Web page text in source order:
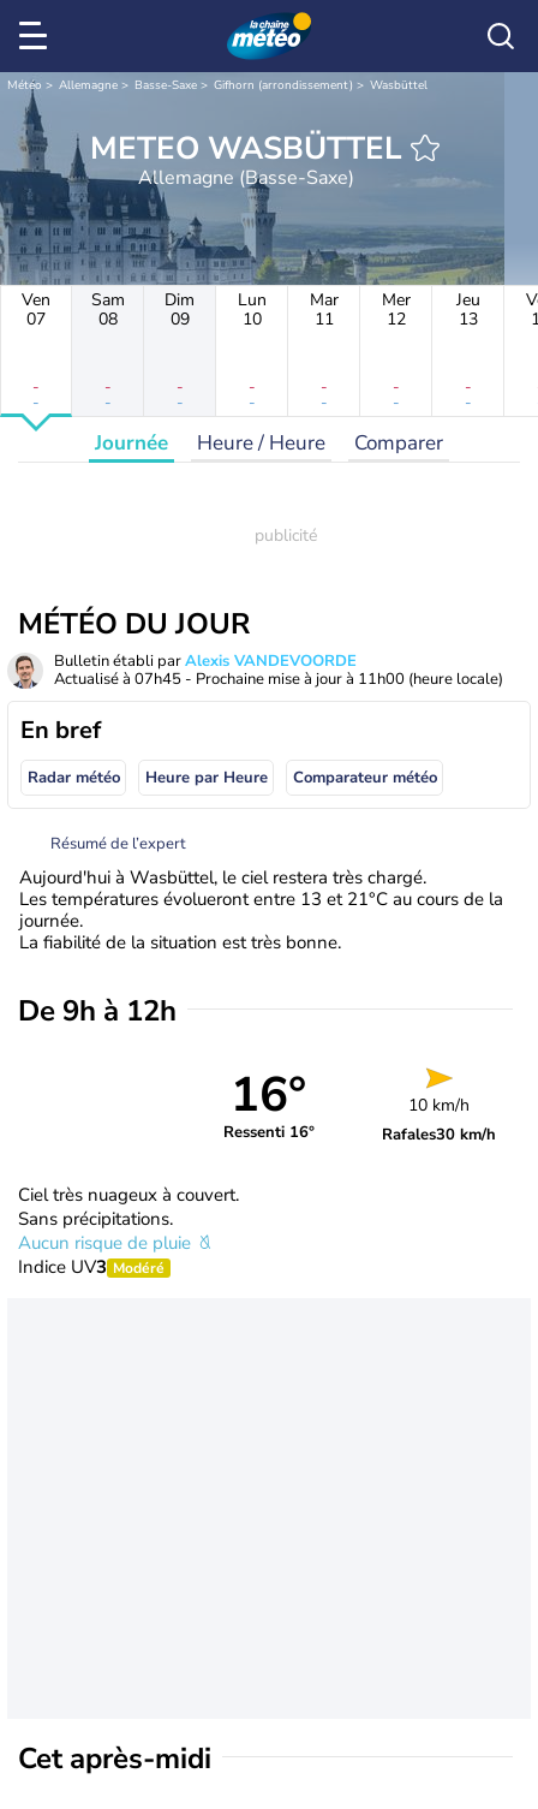
Météo Allemagne Basse-Saxe Gifhorn (arrondissement) Wasbüttel
METEO WASBÜTTEL
Allemagne (Basse-Saxe)
Ven
07
-
-
Sam
08
-
-
Dim
09
-
-
Lun
10
-
-
Mar
11
-
-
Mer
12
-
-
Jeu
13
-
-
Journée Heure / Heure Comparer
MÉTÉO DU JOUR
Bulletin établi parAlexis VANDEVOORDE
Actualisé à 07h45 - Prochaine mise à jour à 11h00 (heure locale)
En bref
Radar météo Heure par Heure Comparateur météo
Résumé de l’expert
Aujourd'hui à Wasbüttel, le ciel restera très chargé.
Les températures évolueront entre 13 et 21°C au cours de la
journée.
La fiabilité de la situation est très bonne.
De 9h à 12h
16°
Ressenti 16°
10 km/h
Rafales30 km/h
Ciel très nuageux à couvert.
Sans précipitations.
Aucun risque de pluie
Indice UV3 Modéré
Cet après-midi